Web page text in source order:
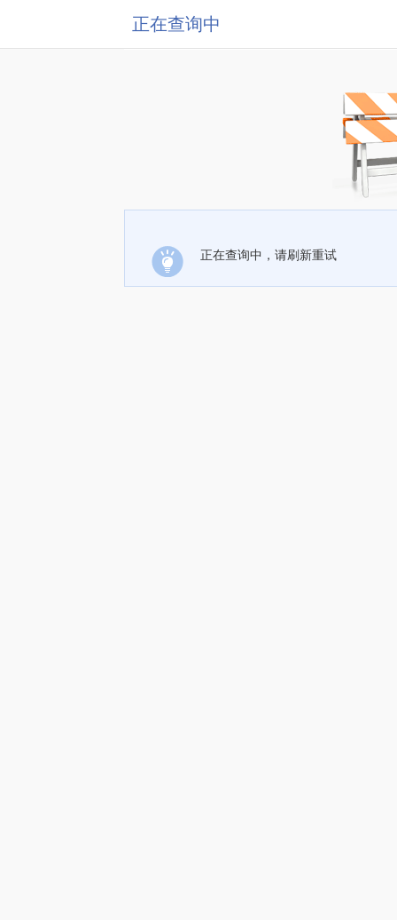
正在查询中
正在查询中，请刷新重试